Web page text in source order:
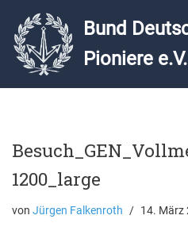
Zum
Inhalt
Bund
Pioniere e.V.
1200_large
von Jürgen Falkenroth 14. März